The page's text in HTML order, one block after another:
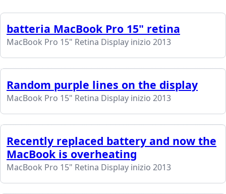
batteria MacBook Pro 15" retina
MacBook Pro 15" Retina Display inizio 2013
Random purple lines on the display
MacBook Pro 15" Retina Display inizio 2013
Recently replaced battery and now the
MacBook is overheating
MacBook Pro 15" Retina Display inizio 2013